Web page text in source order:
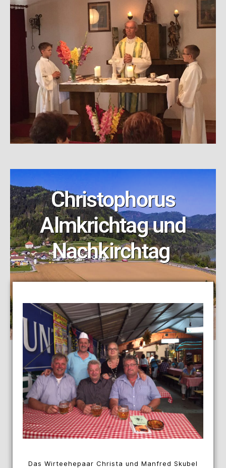
Christophorus
Almkrichtag und
Nachkirchtag
Das Wirteehepaar Christa und Manfred Skubel